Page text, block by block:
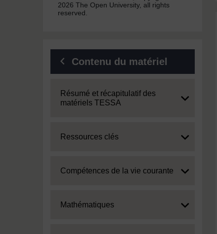
2026 The Open University, all rights
reserved.
Contenu du matériel
Expand
Résumé et récapitulatif des
matériels TESSA
Expand
Ressources clés
Expand
Compétences de la vie courante
Expand
Mathématiques